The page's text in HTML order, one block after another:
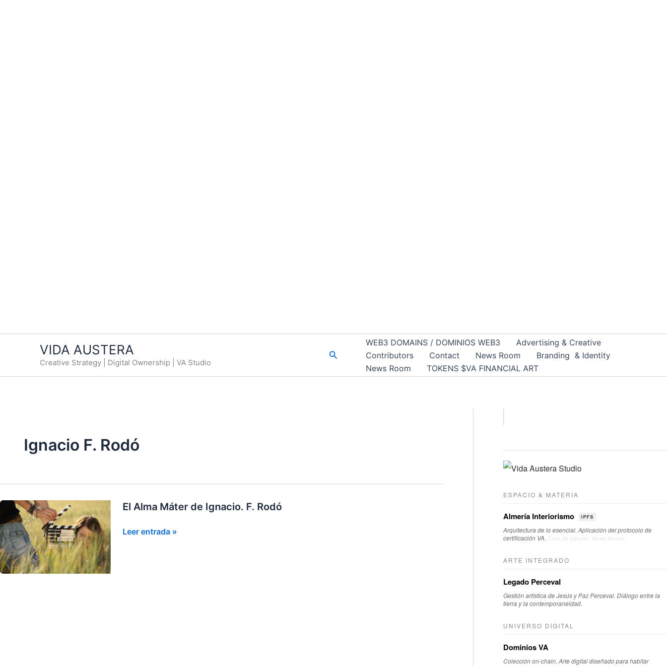
VIDA AUSTERA
Creative Strategy | Digital Ownership | VA Studio
Buscar
WEB3 DOMAINS / DOMINIOS WEB3
Advertising & Creative
Contributors
Contact News Room
Branding & Identity
News Room
TOKENS $VA FINANCIAL ART
Ignacio F. Rodó
El Alma Máter de Ignacio. F. Rodó
El
Leer entrada »
ESPACIO & MATERIA
Almería Interiorismo IPFS
Arquitectura de lo esencial. Aplicación del protocolo de
certificación VA. Caso de estudio: Nuria Kinson.
ARTE INTEGRADO
Legado Perceval
Gestión artística de Jesús y Paz Perceval. Diálogo entre la
tierra y la contemporaneidad.
UNIVERSO DIGITAL
Dominios VA
Colección on-chain. Arte digital diseñado para habitar